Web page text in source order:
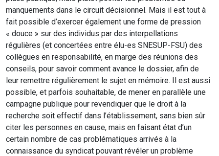
manquements dans le circuit décisionnel. Mais il est tout à
fait possible d’exercer également une forme de pression
« douce » sur des individus par des interpellations
régulières (et concertées entre élu-es SNESUP-FSU) des
collègues en responsabilité, en marge des réunions des
conseils, pour savoir comment avance le dossier, afin de
leur remettre régulièrement le sujet en mémoire. Il est aussi
possible, et parfois souhaitable, de mener en parallèle une
campagne publique pour revendiquer que le droit à la
recherche soit effectif dans l’établissement, sans bien sûr
citer les personnes en cause, mais en faisant état d’un
certain nombre de cas problématiques arrivés à la
connaissance du syndicat pouvant révéler un problème